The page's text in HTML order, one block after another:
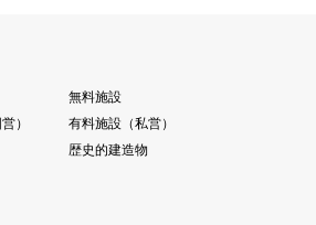
無料施設
）
有料施設（私営）
歴史的建造物